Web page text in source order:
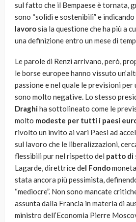
sul fatto che il Bempaese è tornata,
sono “solidi e sostenibili” e indicando
lavorosia la questione che ha più a
una definizione entro un mese di
Le parole di Renzi arrivano, però,
le borse europee hanno vissuto
passione e nel quale le previsioni
sono molto negative. Lo stesso
Draghiha sottolineato come le
molto modeste per tutti i paesi
rivolto un invito ai vari Paesi ad
sul lavoro che le liberalizzazioni,
flessibili pur nel rispetto del patto di
Lagarde, direttrice del Fondo
stata ancora più pessimista,
“mediocre”. Non sono mancate
assunta dalla Francia in materia di
ministro dell’Economia Pierre